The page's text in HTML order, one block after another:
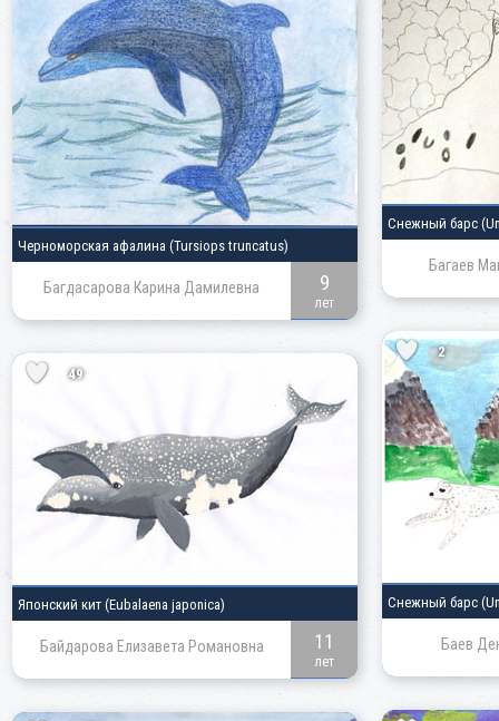
Снежный барс
Багаев
Черноморская афалина (Tursiops truncatus)
Багдасарова Карина Дамилевна 9
лет
2
Снежный барс
Баев
49
Японский кит (Eubalaena japonica)
Байдарова Елизавета Романовна 11
лет